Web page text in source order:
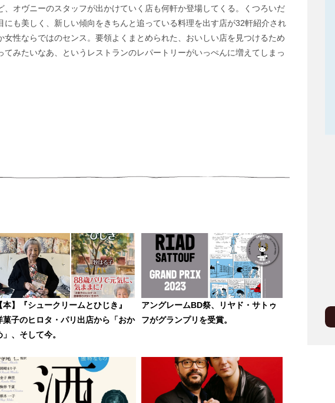
、オヴニーのスタッフが出かけていく店も何軒か登場してくる。くつろいだ
も美しく、新しい傾向をきちんと追っている料理を出す店が32軒紹介され
性ならではのセンス。要領よくまとめられた、おいしい店を見つけるため
みたいなあ、というレストランのレパートリーがいっぺんに増えてしまっ
【本】『シュークリームとひじき』
菓子のヒロタ・パリ出店から「おか
」、そして今。
アングレームBD祭、リヤド・サトゥ
フがグランプリを受賞。